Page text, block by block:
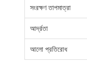
সংরক্ষণ তাপমাত্রা
আর্দ্রতা
আলো প্রতিরোধ